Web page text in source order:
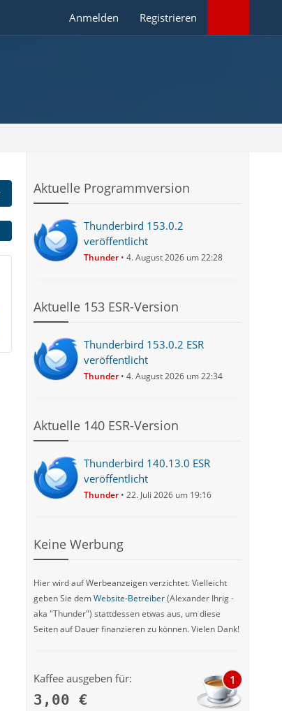
Anmelden Registrieren
Aktuelle Programmversion
Thunderbird 153.0.2
veröffentlicht
Thunder 4. August 2026 um 22:28
Aktuelle 153 ESR-Version
Thunderbird 153.0.2 ESR
veröffentlicht
Thunder 4. August 2026 um 22:34
Aktuelle 140 ESR-Version
Thunderbird 140.13.0 ESR
veröffentlicht
Thunder 22. Juli 2026 um 19:16
Keine Werbung
Hier wird auf Werbeanzeigen verzichtet. Vielleicht
geben Sie demWebsite-Betreiber(Alexander Ihrig -
aka "Thunder") stattdessen etwas aus, um diese
Seiten auf Dauer finanzieren zu können. Vielen Dank!
Kaffee ausgeben für:
3,00 €
1